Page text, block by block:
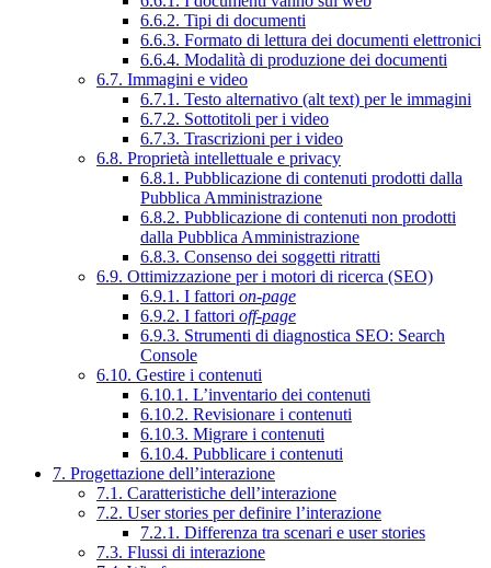
6.6.2. Tipi di documenti
6.6.3. Formato di lettura dei documenti elettronici
6.6.4. Modalità di produzione dei documenti
6.7. Immagini e video
6.7.1. Testo alternativo (alt text) per le immagini
6.7.2. Sottotitoli per i video
6.7.3. Trascrizioni per i video
6.8. Proprietà intellettuale e privacy
6.8.1. Pubblicazione di contenuti prodotti dalla
Pubblica Amministrazione
6.8.2. Pubblicazione di contenuti non prodotti
dalla Pubblica Amministrazione
6.8.3. Consenso dei soggetti ritratti
6.9. Ottimizzazione per i motori di ricerca (SEO)
6.9.1. I fattori on-page
6.9.2. I fattori off-page
6.9.3. Strumenti di diagnostica SEO: Search
Console
6.10. Gestire i contenuti
6.10.1. L’inventario dei contenuti
6.10.2. Revisionare i contenuti
6.10.3. Migrare i contenuti
6.10.4. Pubblicare i contenuti
7. Progettazione dell’interazione
7.1. Caratteristiche dell’interazione
7.2. User stories per definire l’interazione
7.2.1. Differenza tra scenari e user stories
7.3. Flussi di interazione